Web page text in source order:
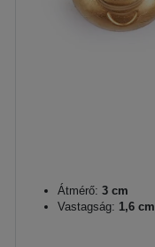
Átmérő: 3 cm
Vastagság: 1,6 cm